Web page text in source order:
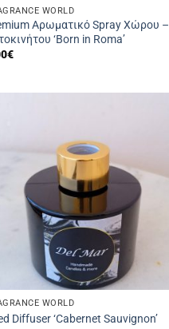
WORLD
Αρωματικό Spray Χώρου –
‘Born in Roma’
€
WORLD
Diffuser ‘Cabernet Sauvignon’